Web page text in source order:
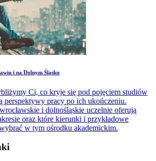
i na Dolnym Śląsku
Ci, co kryje się pod pojęciem studiów
perspektywy pracy po ich ukończeniu.
i dolnośląskie uczelnie oferują
oraz które kierunki i przykładowe
w tym ośrodku akademickim.